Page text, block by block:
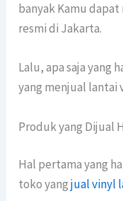
banyak Kamu
resmi di Jakarta.
Lalu, apa saja yang
yang menjual lantai
Produk yang Dijual
Hal pertama yang
toko yangjual vinyl